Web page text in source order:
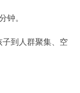
。
到人群聚集、空